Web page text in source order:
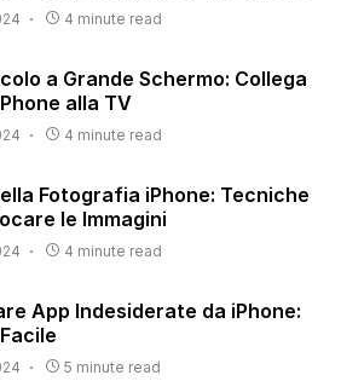
4 minute read
a Grande Schermo: Collega
alla TV
4 minute read
Fotografia iPhone: Tecniche
le Immagini
4 minute read
App Indesiderate da iPhone:
5 minute read